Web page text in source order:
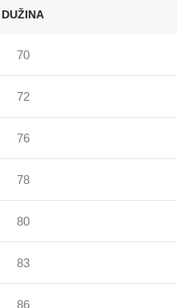
DUŽINA
70
72
76
78
80
83
86